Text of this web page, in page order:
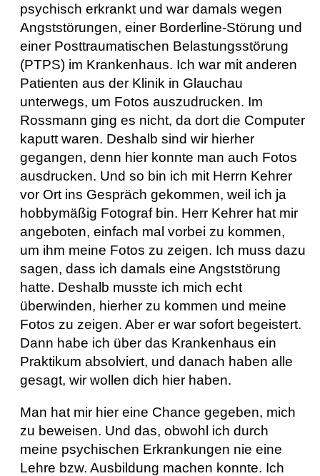
psychisch erkrankt und war damals wegen
Angststörungen, einer Borderline-Störung und
einer Posttraumatischen Belastungsstörung
(PTPS) im Krankenhaus. Ich war mit anderen
Patienten aus der Klinik in Glauchau
unterwegs, um Fotos auszudrucken. Im
Rossmann ging es nicht, da dort die Computer
kaputt waren. Deshalb sind wir hierher
gegangen, denn hier konnte man auch Fotos
ausdrucken. Und so bin ich mit Herrn Kehrer
vor Ort ins Gespräch gekommen, weil ich ja
hobbymäßig Fotograf bin. Herr Kehrer hat mir
angeboten, einfach mal vorbei zu kommen,
um ihm meine Fotos zu zeigen. Ich muss dazu
sagen, dass ich damals eine Angststörung
hatte. Deshalb musste ich mich echt
überwinden, hierher zu kommen und meine
Fotos zu zeigen. Aber er war sofort begeistert.
Dann habe ich über das Krankenhaus ein
Praktikum absolviert, und danach haben alle
gesagt, wir wollen dich hier haben.
Man hat mir hier eine Chance gegeben, mich
zu beweisen. Und das, obwohl ich durch
meine psychischen Erkrankungen nie eine
Lehre bzw. Ausbildung machen konnte. Ich